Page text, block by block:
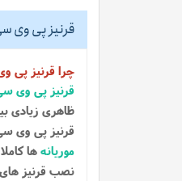
قرنیز پی وی
چرا قرنیز پی
قرنیز پی وی
ظاهری زیادی
قرنیز پی وی
موریانهها
نصب قرنیز